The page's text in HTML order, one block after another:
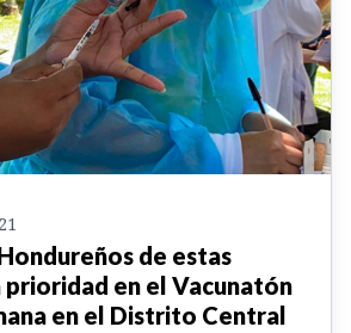
de estas
prioridad en el Vacunatón
en el Distrito Central